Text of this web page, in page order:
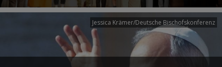
Jessica Krämer/Deutsche Bischofskonferenz